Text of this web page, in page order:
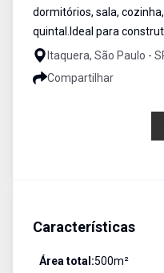
dormitórios, sala,
quintal.Ideal para
Itaquera, São Paulo -
Compartilhar
Características
Área total:500m²